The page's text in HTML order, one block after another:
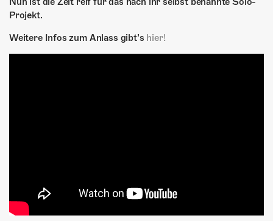
Projekt.
Weitere Infos zum Anlass gibt’s hier!